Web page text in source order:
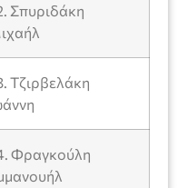
Σπυριδάκη
Τζιρβελάκη
Φραγκούλη